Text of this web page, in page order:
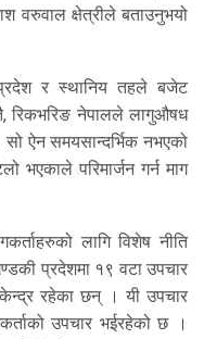
वरुवाल क्षेत्रीले बताउनुभयो
प्रदेश र स्थानिय तहले बजेट
रिकभरिङ नेपालले लागुऔषध
सो ऐन समयसान्दर्भिक नभएको
भएकाले परिमार्जन गर्न माग
लागि विशेष नीति
प्रदेशमा १९ वटा उपचार
केन्द्र रहेका छन् । यी उपचार
उपचार भईरहेको छ ।